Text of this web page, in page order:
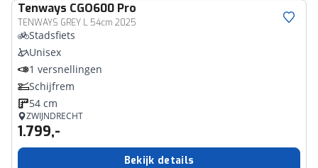
Tenways CGO600 Pro
TENWAYS GREY L 54cm 2025
Stadsfiets
Unisex
1 versnellingen
Schijfrem
54 cm
ZWIJNDRECHT
1.799,-
Bekijk details